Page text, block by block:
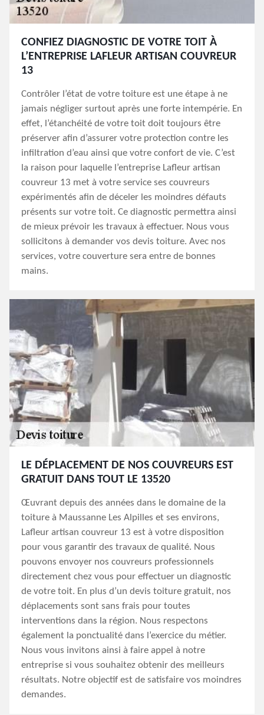
CONFIEZ DIAGNOSTIC DE VOTRE TOIT À
L’ENTREPRISE LAFLEUR ARTISAN COUVREUR
13
Contrôler l’état de votre toiture est une étape à ne
jamais négliger surtout après une forte intempérie. En
effet, l’étanchéité de votre toit doit toujours être
préserver afin d’assurer votre protection contre les
infiltration d’eau ainsi que votre confort de vie. C’est
la raison pour laquelle l’entreprise Lafleur artisan
couvreur 13 met à votre service ses couvreurs
expérimentés afin de déceler les moindres défauts
présents sur votre toit. Ce diagnostic permettra ainsi
de mieux prévoir les travaux à effectuer. Nous vous
sollicitons à demander vos devis toiture. Avec nos
services, votre couverture sera entre de bonnes
mains.
LE DÉPLACEMENT DE NOS COUVREURS EST
GRATUIT DANS TOUT LE 13520
Œuvrant depuis des années dans le domaine de la
toiture à Maussanne Les Alpilles et ses environs,
Lafleur artisan couvreur 13 est à votre disposition
pour vous garantir des travaux de qualité. Nous
pouvons envoyer nos couvreurs professionnels
directement chez vous pour effectuer un diagnostic
de votre toit. En plus d’un devis toiture gratuit, nos
déplacements sont sans frais pour toutes
interventions dans la région. Nous respectons
également la ponctualité dans l’exercice du métier.
Nous vous invitons ainsi à faire appel à notre
entreprise si vous souhaitez obtenir des meilleurs
résultats. Notre objectif est de satisfaire vos moindres
demandes.